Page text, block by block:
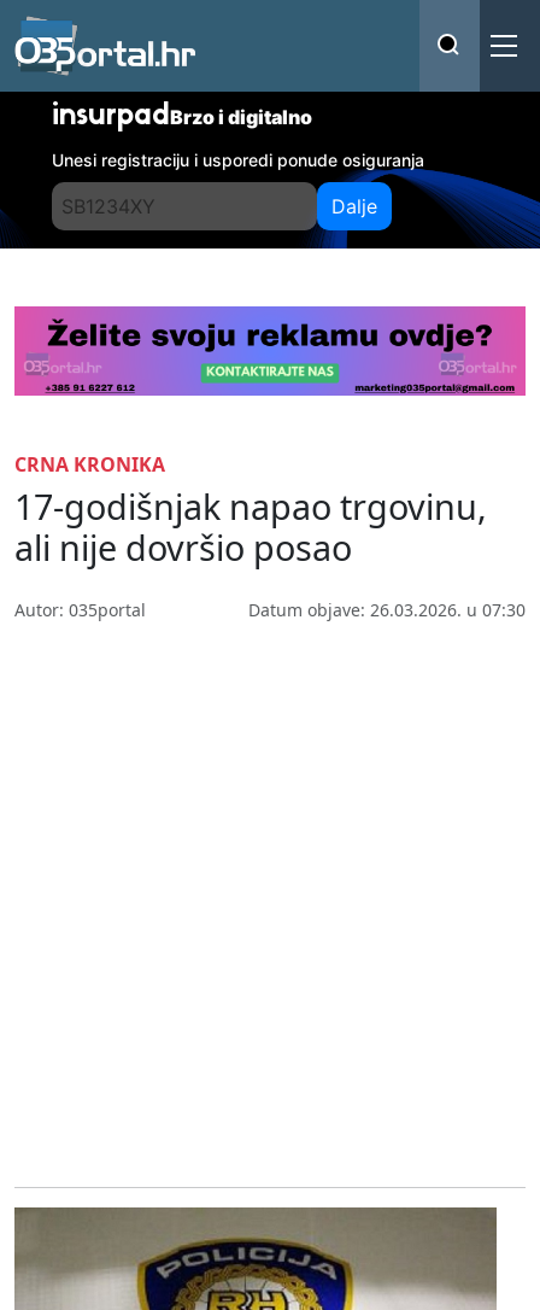
insurpadBrzo i digitalno
Unesi registraciju i usporedi ponude osiguranja
Dalje
CRNA KRONIKA
17-godišnjak napao trgovinu,
ali nije dovršio posao
Autor: 035portal Datum objave: 26.03.2026. u 07:30